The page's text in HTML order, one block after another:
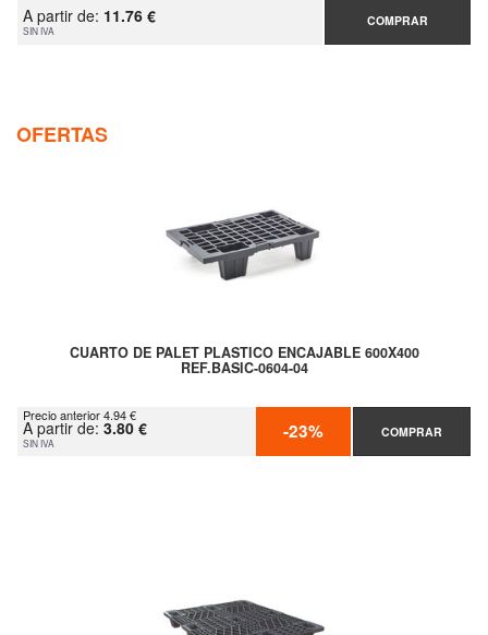
A partir de: 11.76 €
SIN IVA
COMPRAR
OFERTAS
CUARTO DE PALET PLASTICO ENCAJABLE 600X400
REF.BASIC-0604-04
Precio anterior 4.94 €
A partir de: 3.80 €
SIN IVA -23% COMPRAR